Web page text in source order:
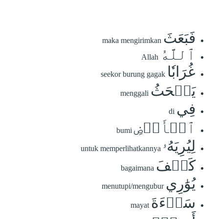
فَبَعَثَ maka mengirimkan
ٱللَّهُ Allah
غُرَابٗا seekor burung gagak
يَبۡحَثُ menggali
فِي di
ٱلۡأَرۡضِ bumi
لِيُرِيَهُۥ untuk memperlihatkannya
كَيۡفَ bagaimana
يُوَٰرِي menutupi/mengubur
سَوۡءَةَ mayat